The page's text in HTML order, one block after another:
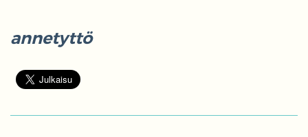
annetyttö